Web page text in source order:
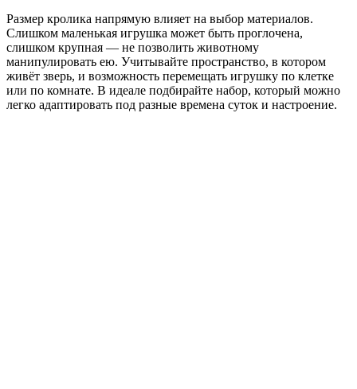
Размер кролика напрямую влияет на выбор материалов.
Слишком маленькая игрушка может быть проглочена,
слишком крупная — не позволить животному
манипулировать ею. Учитывайте пространство, в котором
живёт зверь, и возможность перемещать игрушку по клетке
или по комнате. В идеале подбирайте набор, который можно
легко адаптировать под разные времена суток и настроение.